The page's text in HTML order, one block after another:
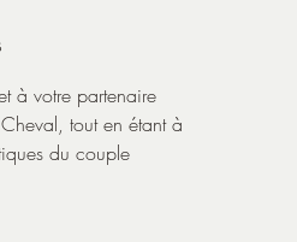
à votre partenaire
tout en étant à
du couple